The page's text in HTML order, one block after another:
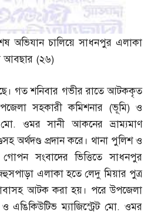
অভিযান চালিয়ে সাধনপুর এলাকা
আবছার (২৬)
গত শনিবার গভীর রাতে আটককৃত
সহকারী কমিশনার (ভূমি) ও
মো. ওমর সানী আকনের ভ্রাম্যমাণ
অর্থদণ্ড প্রদান করে। থানা পুলিশ ও
গোপন সংবাদের ভিত্তিতে সাধনপুর
এলাকা হতে লেদু মিয়ার পুত্র
আটক করা হয়। পরে উপজেলা
ও এঙিকিউটিভ ম্যাজিস্ট্রেট মো.ওমর